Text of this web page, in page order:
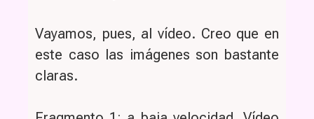
Vayamos, pues, al vídeo. Creo que en
este caso las imágenes son bastante
claras.